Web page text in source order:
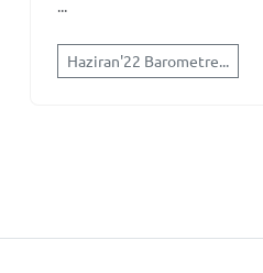
...
Haziran'22 Barometre...